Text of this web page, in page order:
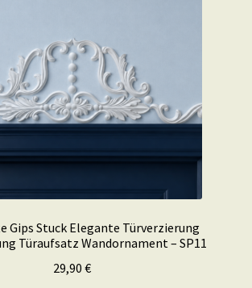
Gips Stuck Elegante Türverzierung
Türaufsatz Wandornament – SP11
29,90 €